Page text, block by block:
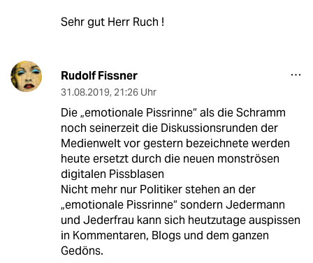
Sehr gut Herr Ruch !
Rudolf Fissner
31.08.2019, 21:26 Uhr
Die „emotionale Pissrinne“ als die Schramm
noch seinerzeit die Diskussionsrunden der
Medienwelt vor gestern bezeichnete werden
heute ersetzt durch die neuen monströsen
digitalen Pissblasen
Nicht mehr nur Politiker stehen an der
„emotionale Pissrinne“ sondern Jedermann
und Jederfrau kann sich heutzutage auspissen
in Kommentaren, Blogs und dem ganzen
Gedöns.